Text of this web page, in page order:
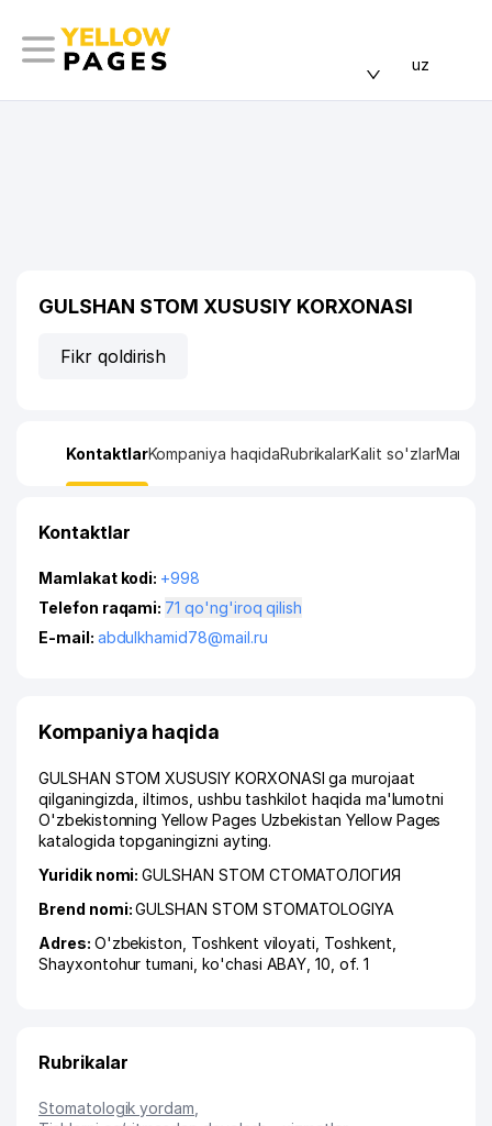
uz
GULSHAN STOM XUSUSIY KORXONASI
Fikr qoldirish
KontaktlarKompaniya haqidaRubrikalarKalit so'zlarManzil
Kontaktlar
Mamlakat kodi: +998
Telefon raqami:
71 qo'ng'iroq qilish
E-mail: abdulkhamid78@mail.ru
Kompaniya haqida
GULSHAN STOM XUSUSIY KORXONASI ga murojaat
qilganingizda, iltimos, ushbu tashkilot haqida ma'lumotni
O'zbekistonning Yellow Pages Uzbekistan Yellow Pages
katalogida topganingizni ayting.
Yuridik nomi:GULSHAN STOM СТОМАТОЛОГИЯ
Brend nomi:GULSHAN STOM STOMATOLOGIYA
Adres: O'zbekiston, Toshkent viloyati Toshkent
Shayxontohur tumani ko'chasi ABAY , 10, of. 1
Rubrikalar
Stomatologik yordam